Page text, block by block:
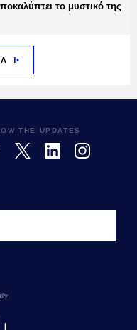
το μυστικό της
THE UPDATES